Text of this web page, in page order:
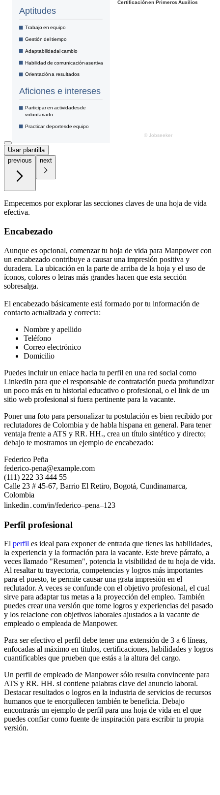
Usar plantilla
previous
next
Empecemos por explorar las secciones claves de una hoja de vida
efectiva.
Encabezado
Aunque es opcional, comenzar tu hoja de vida para Manpower con
un encabezado contribuye a causar una impresión positiva y
duradera. La ubicación en la parte de arriba de la hoja y el uso de
íconos, colores o letras más grandes hacen que esta sección
sobresalga.
El encabezado básicamente está formado por tu información de
contacto actualizada y correcta:
Nombre y apellido
Teléfono
Correo electrónico
Domicilio
Puedes incluir un enlace hacia tu perfil en una red social como
LinkedIn para que el responsable de contratación pueda profundizar
un poco más en tu historial educativo o profesional, o el link de un
sitio web profesional si fuera pertinente para la vacante.
Poner una foto para personalizar tu postulación es bien recibido por
reclutadores de Colombia y de habla hispana en general. Para tener
ventaja frente a ATS y RR. HH., crea un título sintético y directo;
debajo te mostramos un ejemplo de encabezado:
Federico Peña
federico-pena@example.com
(111) 222 33 444 55
Calle 23 # 45-67, Barrio El Retiro, Bogotá, Cundinamarca,
Colombia
linkedin․com/in/federico–pena–123
Perfil profesional
El perfil es ideal para exponer de entrada que tienes las habilidades,
la experiencia y la formación para la vacante. Este breve párrafo, a
veces llamado "Resumen", potencia la visibilidad de tu hoja de vida.
Al resaltar tu trayectoria, competencias y logros más importantes
para el puesto, te permite causar una grata impresión en el
reclutador. A veces se confunde con el objetivo profesional, el cual
sirve para adaptar tus metas a la proyección del empleo. También
puedes crear una versión que tome logros y experiencias del pasado
y los relacione con objetivos laborales ajustados a la vacante de
empleado o empleada de Manpower.
Para ser efectivo el perfil debe tener una extensión de 3 a 6 líneas,
enfocadas al máximo en títulos, certificaciones, habilidades y logros
cuantificables que prueben que estás a la altura del cargo.
Un perfil de empleado de Manpower sólo resulta convincente para
ATS y RR. HH. si contiene palabras clave del anuncio laboral.
Destacar resultados o logros en la industria de servicios de recursos
humanos que te enorgullecen también te beneficia. Debajo
encontrarás un ejemplo de perfil para una hoja de vida en el que
puedes confiar como fuente de inspiración para escribir tu propia
versión.